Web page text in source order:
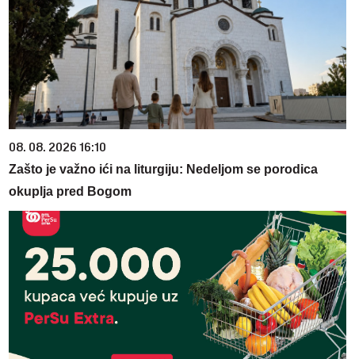
08. 08. 2026 16:10
Zašto je važno ići na liturgiju: Nedeljom se porodica
okuplja pred Bogom